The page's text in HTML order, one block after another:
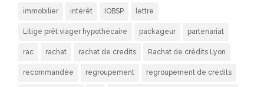
immobilier intérêt IOBSP lettre
Litige prêt viager hypothécaire packageur partenariat
rac rachat rachat de credits Rachat de crédits Lyon
recommandée regroupement regroupement de credits